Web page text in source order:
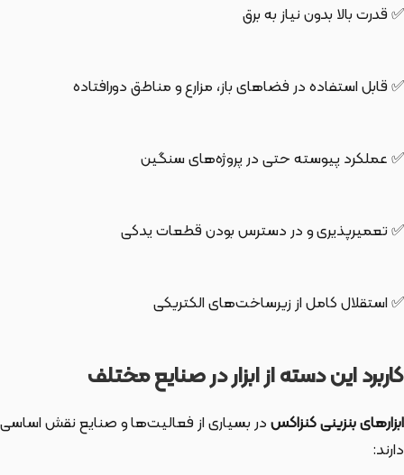
✅ قدرت بالا بدون نیاز به برق
✅ قابل استفاده در فضاهای باز، مزارع و مناطق دورافتاده
✅ عملکرد پیوسته حتی در پروژه‌های سنگین
✅ تعمیرپذیری و در دسترس بودن قطعات یدکی
✅ استقلال کامل از زیرساخت‌های الکتریکی
کاربرد این دسته از ابزار در صنایع مختلف
ابزارهای بنزینی کنزاکسدر بسیاری از فعالیت‌ها و صنایع نقش اساسی
دارند: